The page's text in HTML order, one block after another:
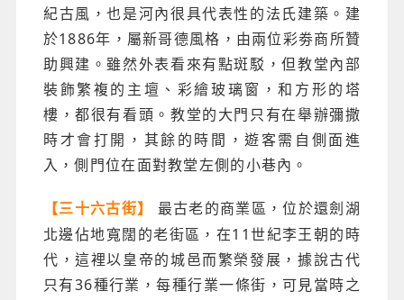
紀古風，也是河內很具代表性的法氏建築。建
於1886年，屬新哥德風格，由兩位彩劵商所贊
助興建。雖然外表看來有點斑駁，但教堂內部
裝飾繁複的主壇、彩繪玻璃窗，和方形的塔
樓，都很有看頭。教堂的大門只有在舉辦彌撒
時才會打開，其餘的時間，遊客需自側面進
入，側門位在面對教堂左側的小巷內。
【三十六古街】
最古老的商業區，位於還劍湖
北邊佔地寬闊的老街區，在11世紀李王朝的時
代，這裡以皇帝的城邑而繁榮發展，據說古代
只有36種行業，每種行業一條街，可見當時之